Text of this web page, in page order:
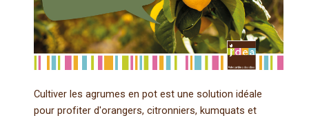
Cultiver les agrumes en pot est une solution idéale
pour profiter d'orangers, citronniers, kumquats et